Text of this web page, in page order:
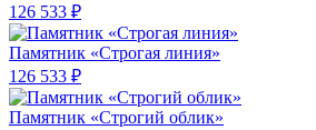
126 533 ₽
Памятник «Строгая линия»
126 533 ₽
Памятник «Строгий облик»